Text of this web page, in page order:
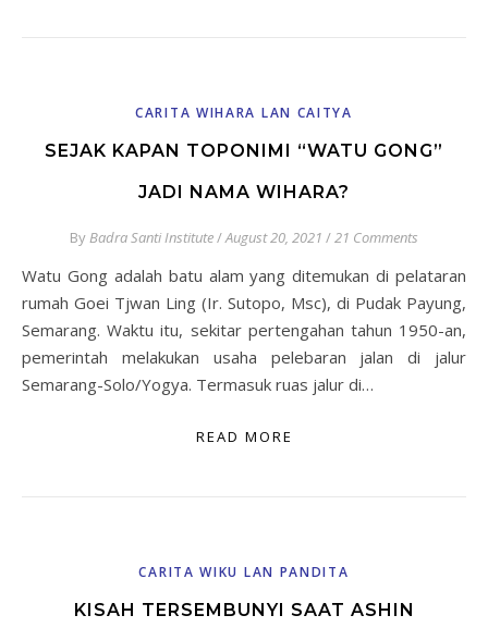
CARITA WIHARA LAN CAITYA
SEJAK KAPAN TOPONIMI “WATU GONG”
JADI NAMA WIHARA?
ByBadra Santi Institute/August 20, 2021 /21 Comments
Watu Gong adalah batu alam yang ditemukan di pelataran
rumah Goei Tjwan Ling (Ir. Sutopo, Msc), di Pudak Payung,
Semarang. Waktu itu, sekitar pertengahan tahun 1950-an,
pemerintah melakukan usaha pelebaran jalan di jalur
Semarang-Solo/Yogya. Termasuk ruas jalur di…
READ MORE
CARITA WIKU LAN PANDITA
KISAH TERSEMBUNYI SAAT ASHIN